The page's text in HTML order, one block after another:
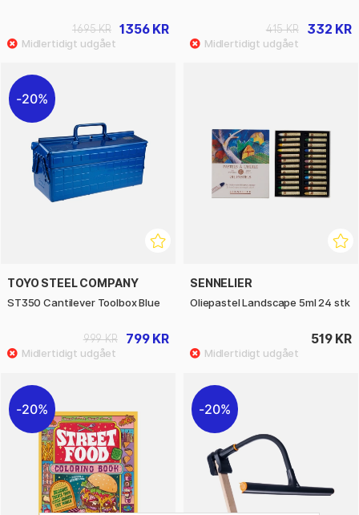
1356 KR
1695 KR 332 KR
415 KR
20%
TOYO STEEL COMPANY
ST350 Cantilever Toolbox Blue
799 KR
999 KR
SENNELIER
Oliepastel Landscape 5ml 24 stk
519 KR
20% 20%